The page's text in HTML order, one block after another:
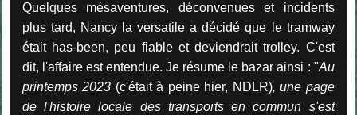
Quelques mésaventures, déconvenues et incidents
plus tard, Nancy la versatile a décidé que le tramway
était has-been, peu fiable et deviendrait trolley. C'est
dit, l'affaire est entendue. Je résume le bazar ainsi : "Au
printemps 2023 (c'était à peine hier, NDLR), une page
de l'histoire locale des transports en commun s'est